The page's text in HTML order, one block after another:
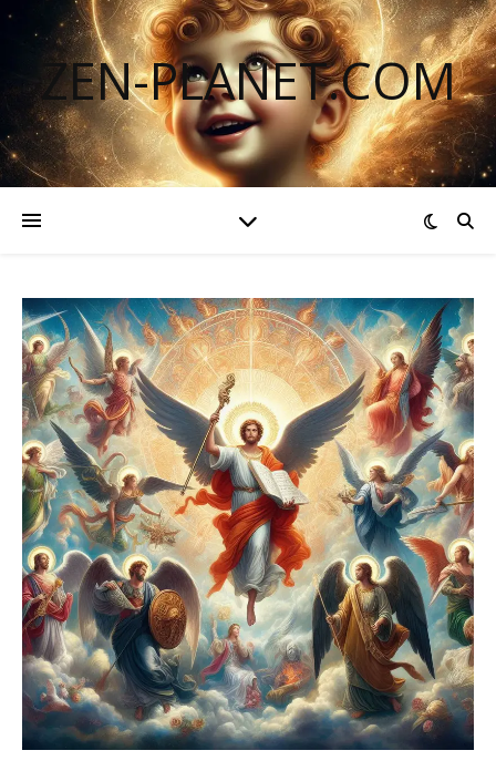
ZEN-PLANET.COM